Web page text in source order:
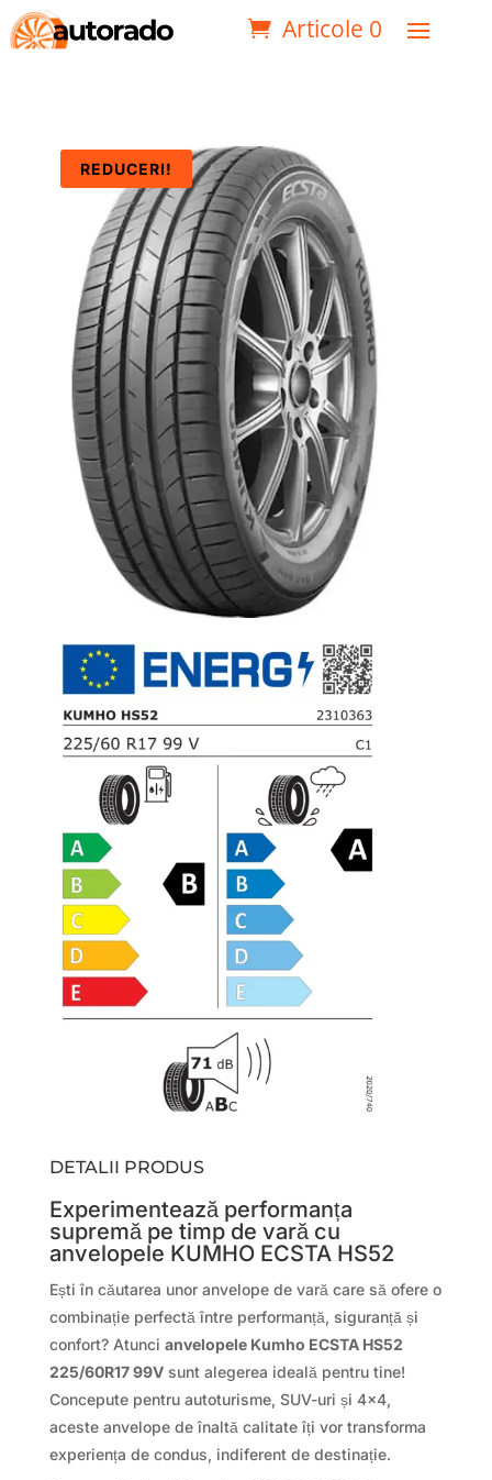
Articole 0
REDUCERI!
DETALII PRODUS
Experimentează performanța
supremă pe timp de vară cu
anvelopele KUMHO ECSTA HS52
Ești în căutarea unor anvelope de vară care să ofere o
combinație perfectă între performanță, siguranță și
confort? Atunci anvelopele Kumho ECSTA HS52
225/60R17 99Vsunt alegerea ideală pentru tine!
Concepute pentru autoturisme, SUV-uri și 4×4,
aceste anvelope de înaltă calitate îți vor transforma
experiența de condus, indiferent de destinație.